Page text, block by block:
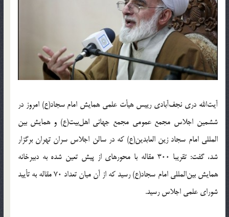
آیت‌الله دری نجف‌آبادی رییس هیأت علمی همایش امام سجاد(ع) امروز در
ششمین اجلاس مجمع عمومی مجمع جهانی اهل‌بیت(ع) و همایش بین
المللی امام سجاد زین العابدین(ع) که در سالن اجلاس سران تهران برگزار
شد، گفت: تقریبا 300 مقاله با محورهای از پیش تعین شده به دبیرخانه
همایش بین‌المللی امام سجاد(ع) رسید که از آن میان تعداد 70 مقاله به تأیید
شورای علمی اجلاس رسید.